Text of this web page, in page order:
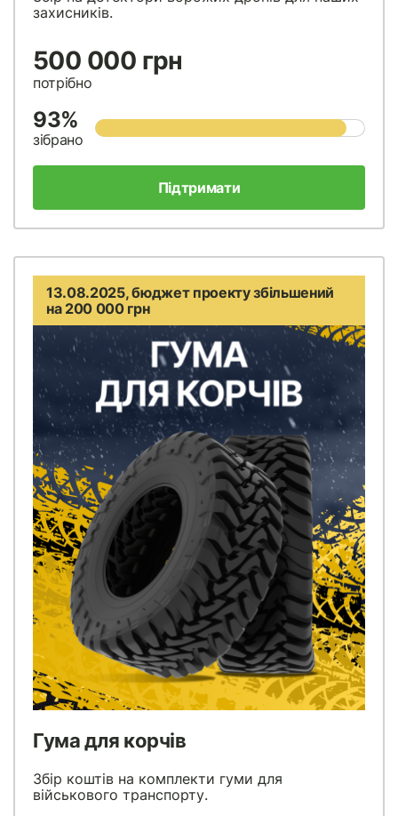
захисників.
500 000 грн
потрібно
93%
зібрано
Підтримати
13.08.2025, бюджет проекту збільшений
на 200 000 грн
Гума для корчів
Збір коштів на комплекти гуми для
військового транспорту.